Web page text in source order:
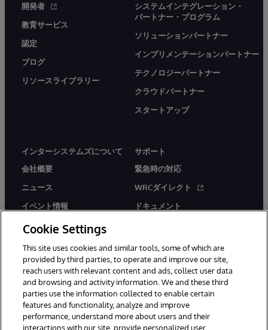
開発者
教育サービス
認定
ブログ
リソースライブラリー
システムインテグレーション・
パートナー・プログラム
ソリューションパートナー
インプリメンテーションパートナー
テクノロジーパートナー
クラウドパートナー
スタートアップ
インターシステムズについて
会社概要
ニュース
イベント情報
採用情報
サポート
緊急時の対応
WRCダイレクト
ドキュメント
© 1996-2026Y InterSystems Corporation, Boston, MA. All Rights
Reserved.
Cookie Settings
This site uses cookies and similar tools, some of which are
provided by third parties, to operate and improve our site,
reach users with relevant content and ads, collect user data
and browsing and activity information. We and these third
parties use the information collected to enable certain
features and functionality, analyze and improve
performance, understand more about users and their
interactions with our site, provide personalized user